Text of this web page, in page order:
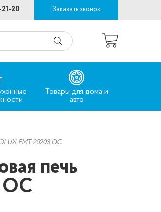
Заказать звонок
21-20
Товары для дома и
авто
EMT 25203 OC
печь
OC